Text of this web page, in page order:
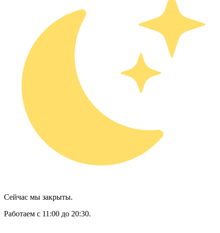
Сейчас мы закрыты.
Работаем с 11:00 до 20:30.